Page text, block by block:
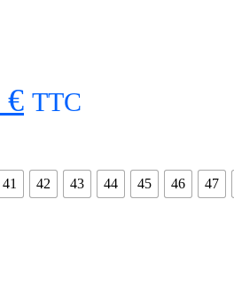
€ TTC
41 42 43 44 45 46 47